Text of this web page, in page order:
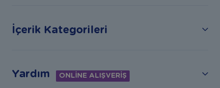
İçerik Kategorileri
Yardım ONLİNE ALIŞVERİŞ